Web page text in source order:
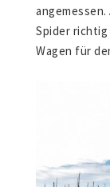
angemessen.
Spider richtig
Wagen für